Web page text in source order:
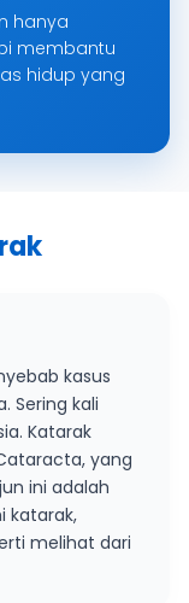
hanya
membantu
hidup yang
kasus
Sering kali
Katarak
yang
ini adalah
katarak,
melihat dari